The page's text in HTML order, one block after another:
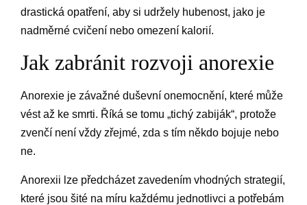
drastická opatření, aby si udržely hubenost, jako je
nadměrné cvičení nebo omezení kalorií.
Jak zabránit rozvoji anorexie
Anorexie je závažné duševní onemocnění, které může
vést až ke smrti. Říká se tomu „tichý zabiják“, protože
zvenčí není vždy zřejmé, zda s tím někdo bojuje nebo
ne.
Anorexii lze předcházet zavedením vhodných strategií,
které jsou šité na míru každému jednotlivci a potřebám